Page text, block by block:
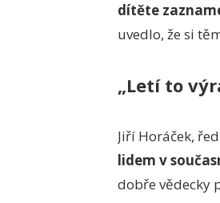
dítěte
uvedlo, že si
„Letí to
Jiří Horáček,
lidem v
dobře vědecky